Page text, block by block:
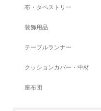
布・タペストリー
装飾用品
テーブルランナー
クッションカバー・中材
座布団